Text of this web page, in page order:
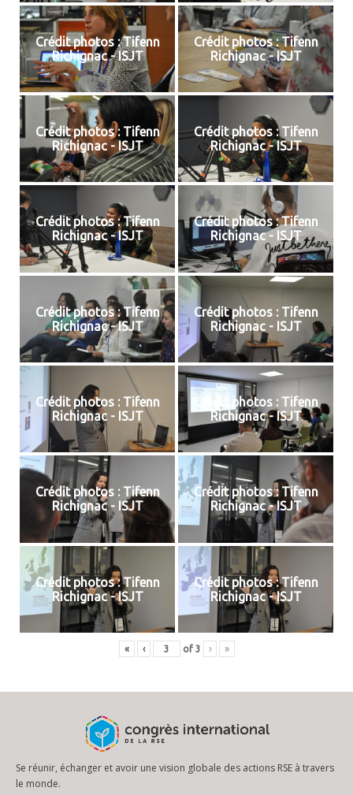
Crédit photos : Tifenn
Richignac - ISJT
Crédit photos : Tifenn
Richignac - ISJT
Crédit photos : Tifenn
Richignac - ISJT
Crédit photos : Tifenn
Richignac - ISJT
Crédit photos : Tifenn
Richignac - ISJT
Crédit photos : Tifenn
Richignac - ISJT
Crédit photos : Tifenn
Richignac - ISJT
Crédit photos : Tifenn
Richignac - ISJT
Crédit photos : Tifenn
Richignac - ISJT
Crédit photos : Tifenn
Richignac - ISJT
Crédit photos : Tifenn
Richignac - ISJT
Crédit photos : Tifenn
Richignac - ISJT
Crédit photos : Tifenn
Richignac - ISJT
Crédit photos : Tifenn
Richignac - ISJT
« ‹ of 3 › »
Se réunir, échanger et avoir une vision globale des actions RSE à travers
le monde.